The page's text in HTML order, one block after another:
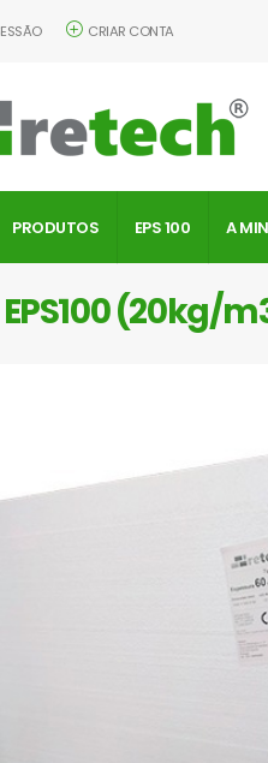
CRIAR CONTA
PRODUTOS EPS 100 A
EPS100 (20kg/